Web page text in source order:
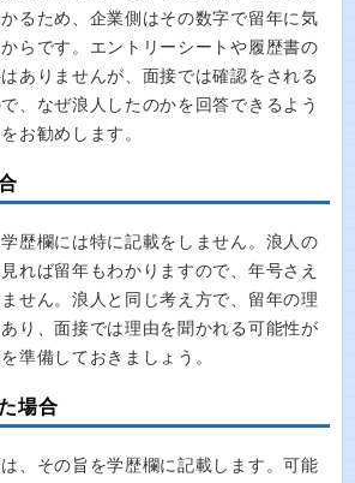
るため、企業側はその数字で留年に気
らです。エントリーシートや履歴書の
ありませんが、面接では確認をされる
、なぜ浪人したのかを回答できるよう
お勧めします。
歴欄には特に記載をしません。浪人の
れば留年もわかりますので、年号さえ
せん。浪人と同じ考え方で、留年の理
り、面接では理由を聞かれる可能性が
準備しておきましょう。
場合
、その旨を学歴欄に記載します。可能